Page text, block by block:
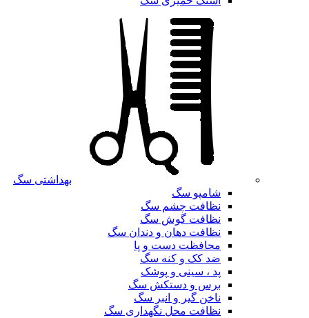
بهداشتی سگ
شامپو سگ
نظافت چشم سگ
نظافت گوش سگ
نظافت دهان و دندان سگ
محافظت دست و پا
ضد کک و کنه سگ
پد ، سینی و پوشک
برس و دستکش سگ
ناخن گیر و انبر سگ
نظافت محل نگهداری سگ